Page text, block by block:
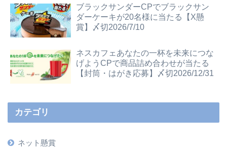
ブラックサンダーCPでブラックサン
ダーケーキが20名様に当たる【X懸
賞】〆切2026/7/10
ネスカフェあなたの一杯を未来につな
げようCPで商品詰め合わせが当たる
【封筒・はがき応募】〆切2026/12/31
カテゴリ
ネット懸賞